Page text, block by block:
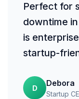
Perfect for
downtime
is
startup-
D
Debora
Startup